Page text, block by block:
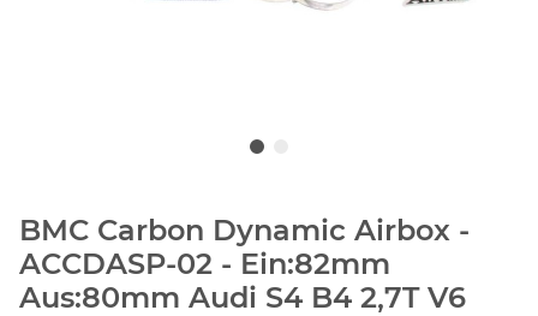
BMC Carbon Dynamic Airbox -
ACCDASP-02 - Ein:82mm
Aus:80mm Audi S4 B4 2,7T V6